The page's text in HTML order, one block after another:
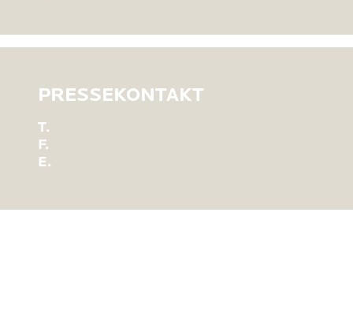
PRESSEKONTAKT
T.
F.
E.